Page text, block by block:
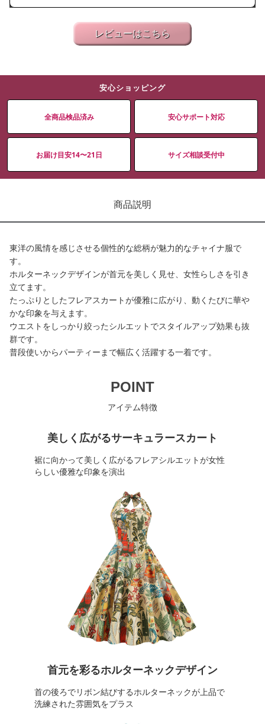
レビューはこちら
安心ショッピング
全商品検品済み 安心サポート対応
お届け目安14〜21日 サイズ相談受付中
商品説明
東洋の風情を感じさせる個性的な総柄が魅力的なチャイナ服で
す。
ホルターネックデザインが首元を美しく見せ、女性らしさを引き
立てます。
たっぷりとしたフレアスカートが優雅に広がり、動くたびに華や
かな印象を与えます。
ウエストをしっかり絞ったシルエットでスタイルアップ効果も抜
群です。
普段使いからパーティーまで幅広く活躍する一着です。
POINT
アイテム特徴
美しく広がるサーキュラースカート
裾に向かって美しく広がるフレアシルエットが女性
らしい優雅な印象を演出
首元を彩るホルターネックデザイン
首の後ろでリボン結びするホルターネックが上品で
洗練された雰囲気をプラス